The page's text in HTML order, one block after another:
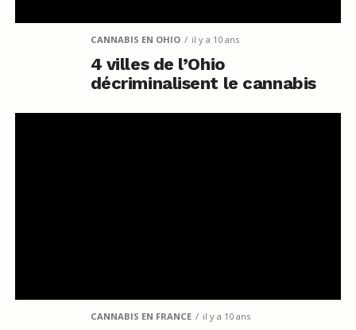
CANNABIS EN OHIO il y a 10 ans
4 villes de l’Ohio
décriminalisent le cannabis
CANNABIS EN FRANCE il y a 10 ans